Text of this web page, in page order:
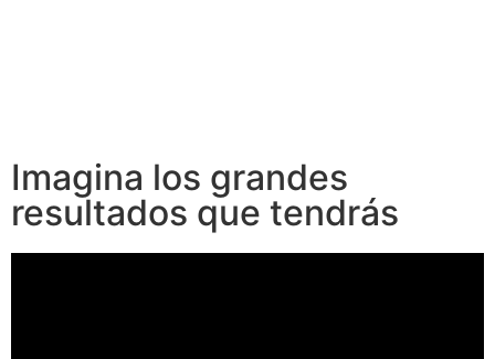
Imagina los grandes
resultados que tendrás